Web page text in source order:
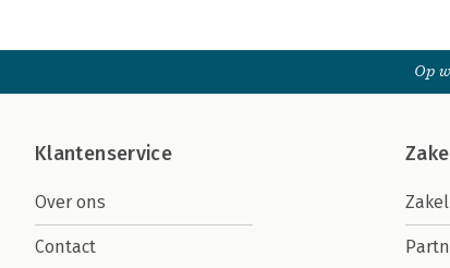
Op
Klantenservice
Over ons
Contact